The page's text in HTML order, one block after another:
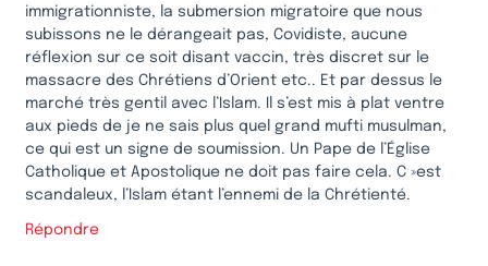
immigrationniste, la submersion migratoire que nous
subissons ne le dérangeait pas, Covidiste, aucune
réflexion sur ce soit disant vaccin, très discret sur le
massacre des Chrétiens d’Orient etc.. Et par dessus le
marché très gentil avec l’Islam. Il s’est mis à plat ventre
aux pieds de je ne sais plus quel grand mufti musulman,
ce qui est un signe de soumission. Un Pape de l’Église
Catholique et Apostolique ne doit pas faire cela. C »est
scandaleux, l’Islam étant l’ennemi de la Chrétienté.
Répondre